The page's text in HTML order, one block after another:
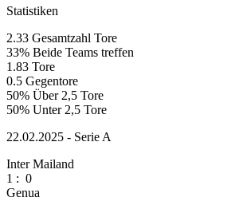
Statistiken
2.33 Gesamtzahl Tore
33% Beide Teams treffen
1.83 Tore
0.5 Gegentore
50% Über 2,5 Tore
50% Unter 2,5 Tore
22.02.2025 - Serie A
Inter Mailand
1 : 0
Genua